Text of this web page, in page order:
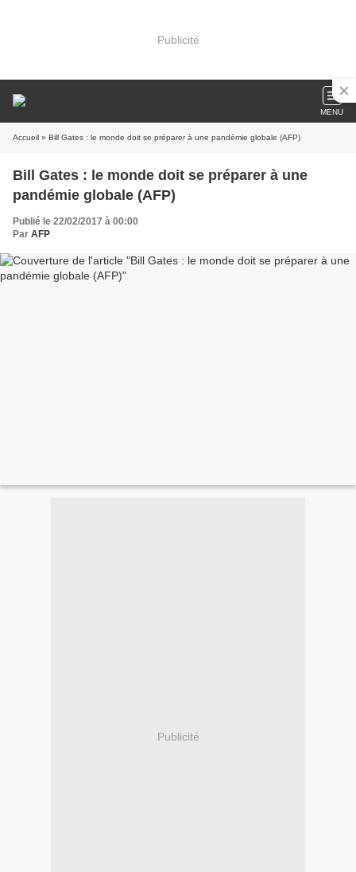
Publicité
MENU
Accueil » Bill Gates : le monde doit se préparer à une pandémie globale (AFP)
Bill Gates : le monde doit se préparer à une
pandémie globale (AFP)
Publié le 22/02/2017 à 00:00
Par AFP
Publicité